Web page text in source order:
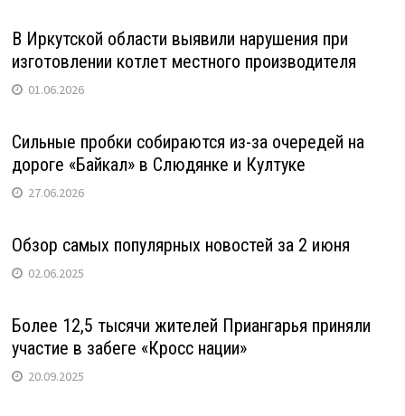
В Иркутской области выявили нарушения при
изготовлении котлет местного производителя
01.06.2026
Сильные пробки собираются из-за очередей на
дороге «Байкал» в Слюдянке и Култуке
27.06.2026
Обзор самых популярных новостей за 2 июня
02.06.2025
Более 12,5 тысячи жителей Приангарья приняли
участие в забеге «Кросс нации»
20.09.2025